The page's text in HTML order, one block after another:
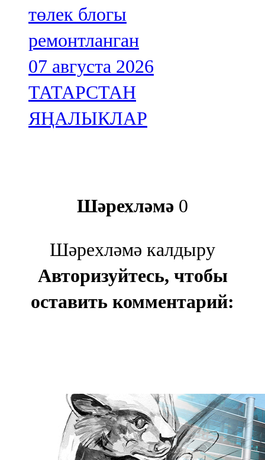
төлек блогы
ремонтланган
07 августа 2026
ТАТАРСТАН
ЯҢАЛЫКЛАР
Шәрехләмә 0
Шәрехләмә калдыру
Авторизуйтесь, чтобы
оставить комментарий: